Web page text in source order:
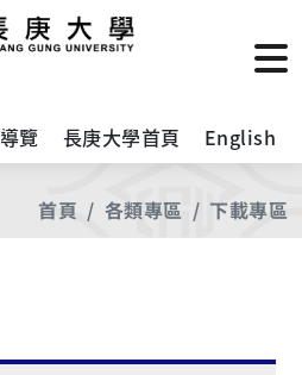
覽 長庚大學首頁 English
首頁 各類專區 下載專區